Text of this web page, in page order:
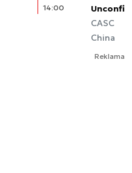
14:00
CASC
China
Reklama